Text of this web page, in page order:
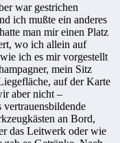
war gestrichen
ich mußte ein anderes
man mir einen Platz
wo ich allein auf
ich es mir vorgestellt
mein Sitz
auf der Karte
aber nicht –
an Bord,
das Leitwerk oder wie